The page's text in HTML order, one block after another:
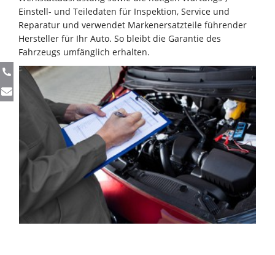
Einstell- und Teiledaten für Inspektion, Service und
Reparatur und verwendet Markenersatzteile führender
Hersteller für Ihr Auto. So bleibt die Garantie des
Fahrzeugs umfänglich erhalten.